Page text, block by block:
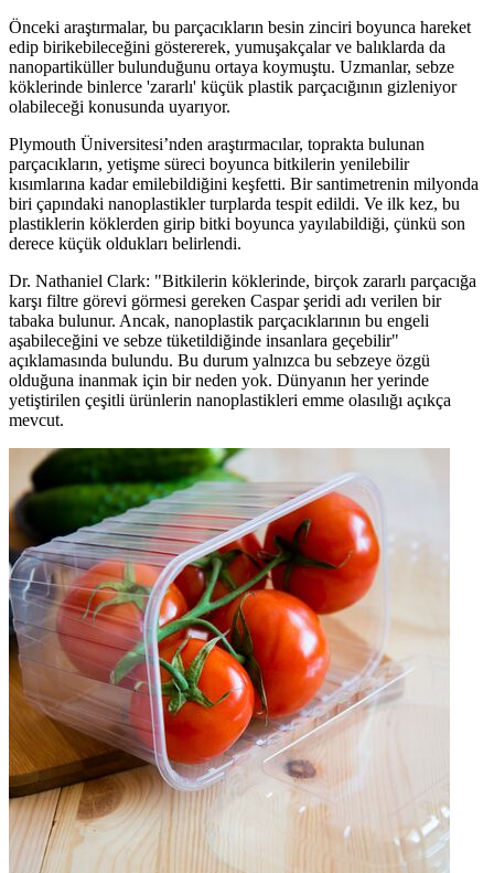
Önceki araştırmalar, bu parçacıkların besin zinciri boyunca hareket
edip birikebileceğini göstererek, yumuşakçalar ve balıklarda da
nanopartiküller bulunduğunu ortaya koymuştu. Uzmanlar, sebze
köklerinde binlerce 'zararlı' küçük plastik parçacığının gizleniyor
olabileceği konusunda uyarıyor.
Plymouth Üniversitesi’nden araştırmacılar, toprakta bulunan
parçacıkların, yetişme süreci boyunca bitkilerin yenilebilir
kısımlarına kadar emilebildiğini keşfetti. Bir santimetrenin milyonda
biri çapındaki nanoplastikler turplarda tespit edildi. Ve ilk kez, bu
plastiklerin köklerden girip bitki boyunca yayılabildiği, çünkü son
derece küçük oldukları belirlendi.
Dr. Nathaniel Clark: "Bitkilerin köklerinde, birçok zararlı parçacığa
karşı filtre görevi görmesi gereken Caspar şeridi adı verilen bir
tabaka bulunur. Ancak, nanoplastik parçacıklarının bu engeli
aşabileceğini ve sebze tüketildiğinde insanlara geçebilir"
açıklamasında bulundu. Bu durum yalnızca bu sebzeye özgü
olduğuna inanmak için bir neden yok. Dünyanın her yerinde
yetiştirilen çeşitli ürünlerin nanoplastikleri emme olasılığı açıkça
mevcut.